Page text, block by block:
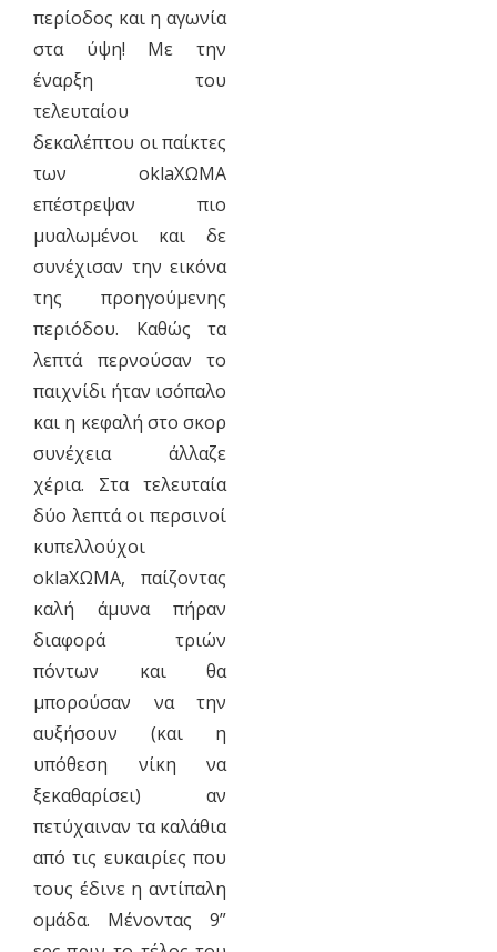
περίοδος και η αγωνία
στα ύψη! Με την
έναρξη του
τελευταίου
δεκαλέπτου οι παίκτες
των oklaΧΩΜΑ
επέστρεψαν πιο
μυαλωμένοι και δε
συνέχισαν την εικόνα
της προηγούμενης
περιόδου. Καθώς τα
λεπτά περνούσαν το
παιχνίδι ήταν ισόπαλο
και η κεφαλή στο σκορ
συνέχεια άλλαζε
χέρια. Στα τελευταία
δύο λεπτά οι περσινοί
κυπελλούχοι
oklaΧΩΜΑ, παίζοντας
καλή άμυνα πήραν
διαφορά τριών
πόντων και θα
μπορούσαν να την
αυξήσουν (και η
υπόθεση νίκη να
ξεκαθαρίσει) αν
πετύχαιναν τα καλάθια
από τις ευκαιρίες που
τους έδινε η αντίπαλη
ομάδα. Μένοντας 9”